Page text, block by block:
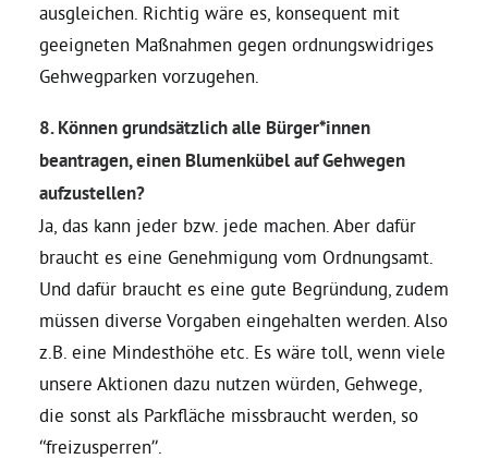
ausgleichen. Richtig wäre es, konsequent mit
geeigneten Maßnahmen gegen ordnungswidriges
Gehwegparken vorzugehen.
8. Können grundsätzlich alle Bürger*innen
beantragen, einen Blumenkübel auf Gehwegen
aufzustellen?
Ja, das kann jeder bzw. jede machen. Aber dafür
braucht es eine Genehmigung vom Ordnungsamt.
Und dafür braucht es eine gute Begründung, zudem
müssen diverse Vorgaben eingehalten werden. Also
z.B. eine Mindesthöhe etc. Es wäre toll, wenn viele
unsere Aktionen dazu nutzen würden, Gehwege,
die sonst als Parkfläche missbraucht werden, so
“freizusperren”.